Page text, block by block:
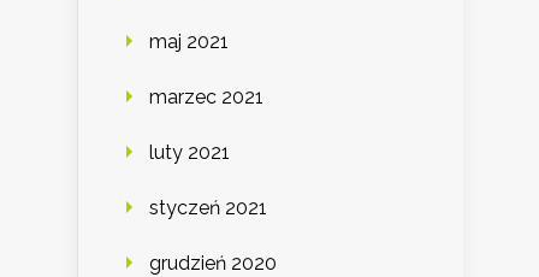
maj 2021
marzec 2021
luty 2021
styczeń 2021
grudzień 2020